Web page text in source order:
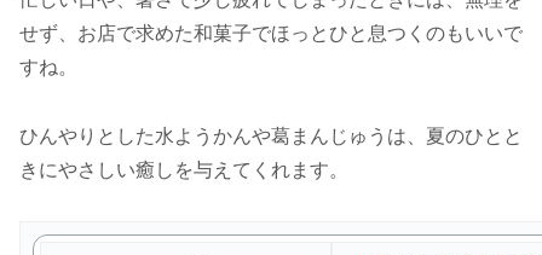
せず、お店で求めた和菓子でほっとひと息つくのもいいで
すね。
ひんやりとした水ようかんや葛まんじゅうは、夏のひとと
きにやさしい癒しを与えてくれます。